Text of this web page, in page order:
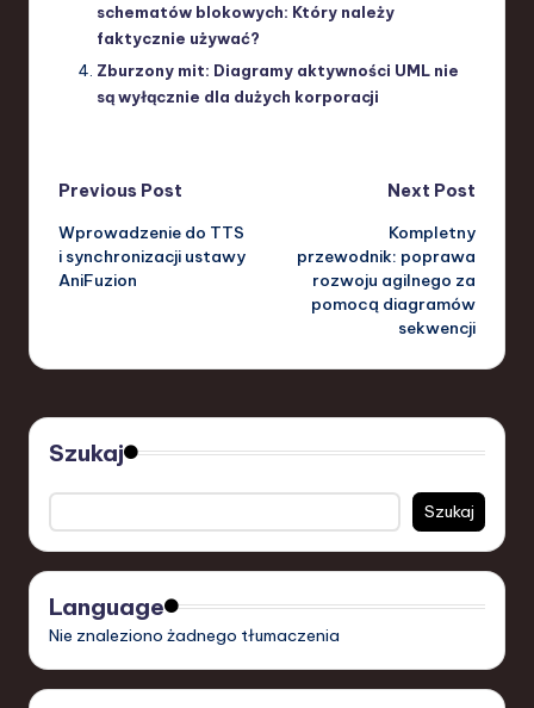
schematów blokowych: Który należy
faktycznie używać?
Zburzony mit: Diagramy aktywności UML nie
są wyłącznie dla dużych korporacji
Post
navigation
Previous Post
Wprowadzenie do TTS
i synchronizacji ustawy
AniFuzion
Next Post
Kompletny
przewodnik: poprawa
rozwoju agilnego za
pomocą diagramów
sekwencji
Szukaj
Szukaj
Language
Nie znaleziono żadnego tłumaczenia